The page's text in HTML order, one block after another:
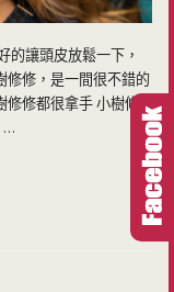
的讓頭皮放鬆一下，
修修，是一間很不錯的
修都很拿手 小樹修
…